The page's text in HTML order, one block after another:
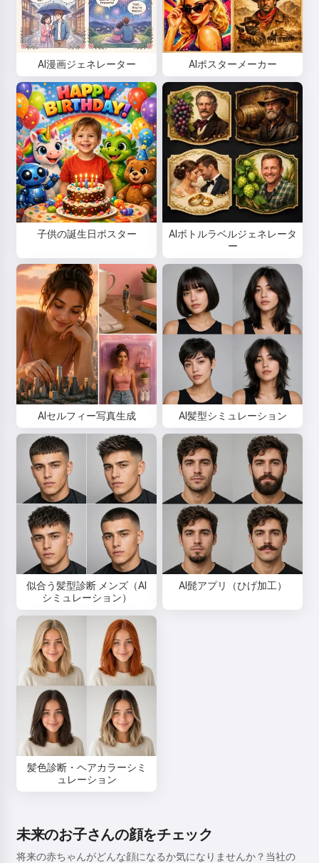
AI漫画ジェネレーター AIポスターメーカー
子供の誕生日ポスター
AIボトルラベルジェネレータ
ー
AIセルフィー写真生成 AI髪型シミュレーション
似合う髪型診断 メンズ（AI
シミュレーション）
AI髭アプリ（ひげ加工）
髪色診断・ヘアカラーシミ
ュレーション
未来のお子さんの顔をチェック
将来の赤ちゃんがどんな顔になるか気になりませんか？当社の